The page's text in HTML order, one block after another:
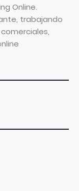
Online.
trabajando